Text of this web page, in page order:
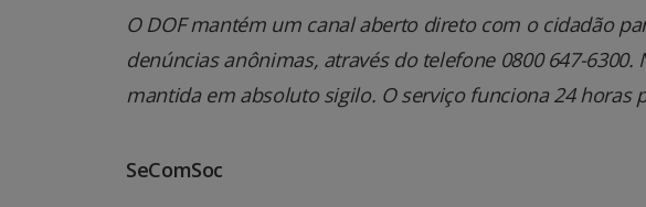
O DOF mantém um canal aberto direto com o cidadão
denúncias anônimas, através do telefone 0800 647-
mantida em absoluto sigilo. O serviço funciona 24 horas
SeComSoc